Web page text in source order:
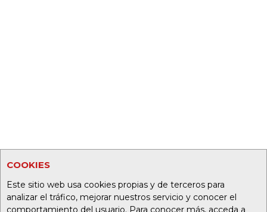
COOKIES
Este sitio web usa cookies propias y de terceros para
analizar el tráfico, mejorar nuestros servicio y conocer el
comportamiento del usuario. Para conocer más, acceda a